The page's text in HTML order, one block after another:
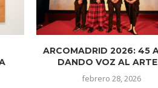
ARCOMADRID 2026: 45
DANDO VOZ AL
febrero 28, 2026